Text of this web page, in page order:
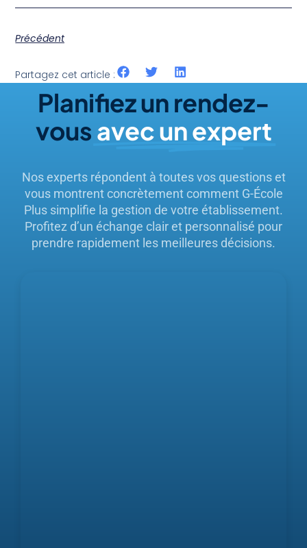
Précédent
Partagez cet article :
Planifiez un rendez-
vous avec un expert
Nos experts répondent à toutes vos questions et
vous montrent concrètement comment G-École
Plus simplifie la gestion de votre établissement.
Profitez d’un échange clair et personnalisé pour
prendre rapidement les meilleures décisions.